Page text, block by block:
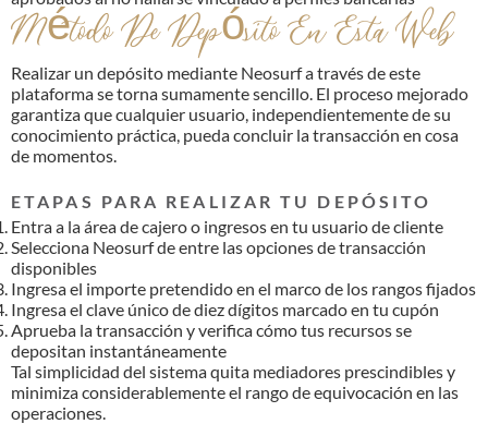
Método De Depósito En Esta Web
Realizar un depósito mediante Neosurf a través de este
plataforma se torna sumamente sencillo. El proceso mejorado
garantiza que cualquier usuario, independientemente de su
conocimiento práctica, pueda concluir la transacción en cosa
de momentos.
ETAPAS PARA REALIZAR TU DEPÓSITO
Entra a la área de cajero o ingresos en tu usuario de cliente
Selecciona Neosurf de entre las opciones de transacción
disponibles
Ingresa el importe pretendido en el marco de los rangos fijados
Ingresa el clave único de diez dígitos marcado en tu cupón
Aprueba la transacción y verifica cómo tus recursos se
depositan instantáneamente
Tal simplicidad del sistema quita mediadores prescindibles y
minimiza considerablemente el rango de equivocación en las
operaciones.